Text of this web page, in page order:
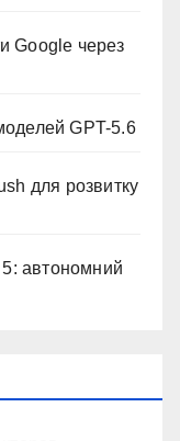
Google через
GPT-5.6
для розвитку
автономний